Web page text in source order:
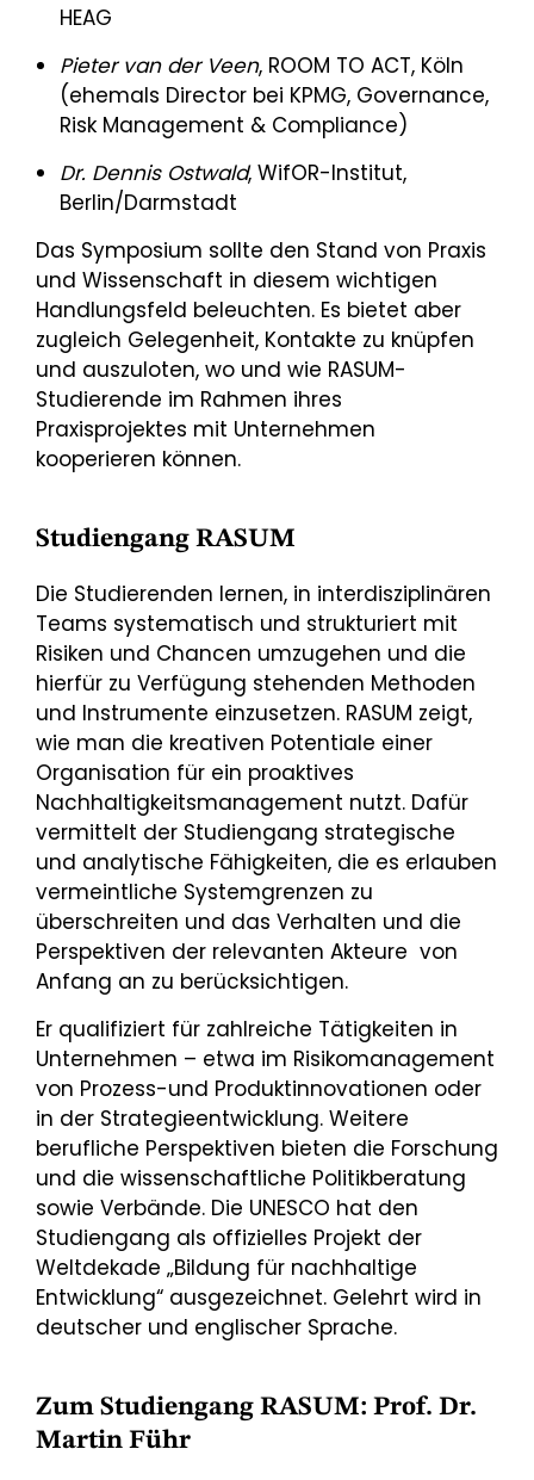
HEAG
Pieter van der Veen, ROOM TO ACT, Köln
(ehemals Director bei KPMG, Governance,
Risk Management & Compliance)
Dr. Dennis Ostwald, WifOR-Institut,
Berlin/Darmstadt
Das Symposium sollte den Stand von Praxis
und Wissenschaft in diesem wichtigen
Handlungsfeld beleuchten. Es bietet aber
zugleich Gelegenheit, Kontakte zu knüpfen
und auszuloten, wo und wie RASUM-
Studierende im Rahmen ihres
Praxisprojektes mit Unternehmen
kooperieren können.
Studiengang RASUM
Die Studierenden lernen, in interdisziplinären
Teams systematisch und strukturiert mit
Risiken und Chancen umzugehen und die
hierfür zu Verfügung stehenden Methoden
und Instrumente einzusetzen. RASUM zeigt,
wie man die kreativen Potentiale einer
Organisation für ein proaktives
Nachhaltigkeitsmanagement nutzt. Dafür
vermittelt der Studiengang strategische
und analytische Fähigkeiten, die es erlauben
vermeintliche Systemgrenzen zu
überschreiten und das Verhalten und die
Perspektiven der relevanten Akteure von
Anfang an zu berücksichtigen.
Er qualifiziert für zahlreiche Tätigkeiten in
Unternehmen – etwa im Risikomanagement
von Prozess-und Produktinnovationen oder
in der Strategieentwicklung. Weitere
berufliche Perspektiven bieten die Forschung
und die wissenschaftliche Politikberatung
sowie Verbände. Die UNESCO hat den
Studiengang als offizielles Projekt der
Weltdekade „Bildung für nachhaltige
Entwicklung“ ausgezeichnet. Gelehrt wird in
deutscher und englischer Sprache.
Zum Studiengang RASUM: Prof. Dr.
Martin Führ